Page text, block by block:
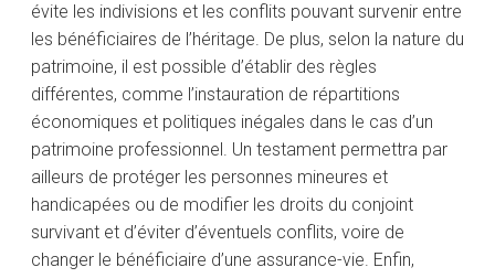
évite les indivisions et les conflits pouvant survenir entre
les bénéficiaires de l’héritage. De plus, selon la nature du
patrimoine, il est possible d’établir des règles
différentes, comme l’instauration de répartitions
économiques et politiques inégales dans le cas d’un
patrimoine professionnel. Un testament permettra par
ailleurs de protéger les personnes mineures et
handicapées ou de modifier les droits du conjoint
survivant et d’éviter d’éventuels conflits, voire de
changer le bénéficiaire d’une assurance-vie. Enfin,